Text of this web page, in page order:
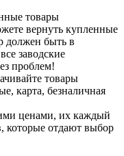
товары
вернуть купленные
должен быть в
заводские
проблем!
товары
карта, безналичная
ценами, их каждый
которые отдают выбор